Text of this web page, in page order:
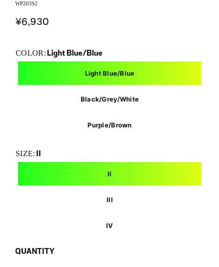
WP203S2
¥6,930
COLOR: Light Blue/Blue
Light Blue/Blue
Black/Grey/White
Purple/Brown
SIZE: II
II
III
IV
QUANTITY